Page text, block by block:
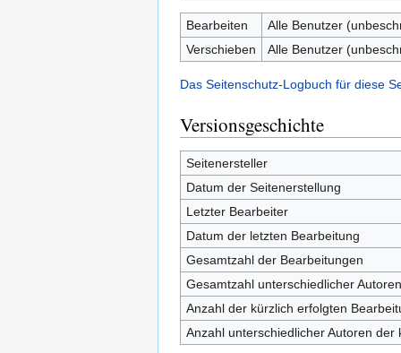
Bearbeiten
Alle Benutzer
Verschieben
Alle Benutzer
Das Seitenschutz-Logbuch für diese
Versionsgeschichte
Seitenersteller
Datum der Seitenerstellung
Letzter Bearbeiter
Datum der letzten Bearbeitung
Gesamtzahl der Bearbeitungen
Gesamtzahl unterschiedlicher Autoren
Anzahl der kürzlich erfolgten
Anzahl unterschiedlicher Autoren